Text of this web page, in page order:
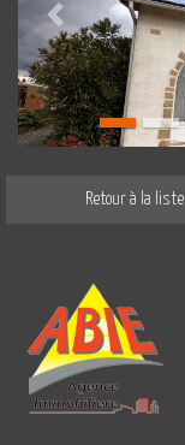
Précédente
Retour à la liste